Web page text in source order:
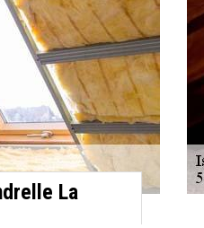
La